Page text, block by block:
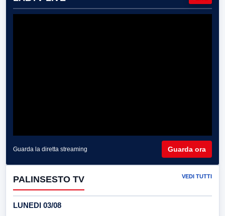
Guarda la diretta streaming Guarda ora
PALINSESTO TV VEDI TUTTI
LUNEDI 03/08